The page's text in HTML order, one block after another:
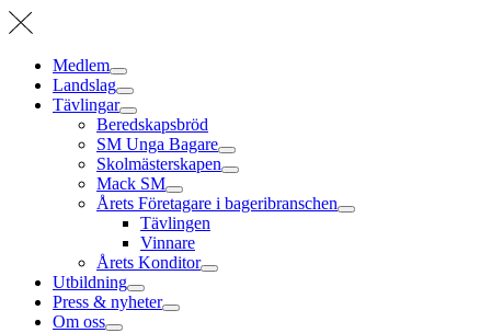
Medlem
Landslag
Tävlingar
Beredskapsbröd
SM Unga Bagare
Skolmästerskapen
Mack SM
Årets Företagare i bageribranschen
Tävlingen
Vinnare
Årets Konditor
Utbildning
Press & nyheter
Om oss